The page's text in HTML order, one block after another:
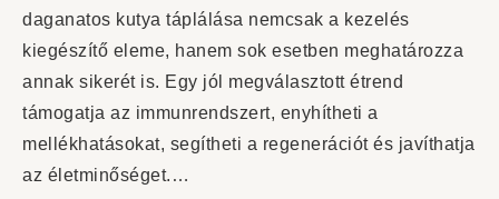
daganatos kutya táplálása nemcsak a kezelés
kiegészítő eleme, hanem sok esetben meghatározza
annak sikerét is. Egy jól megválasztott étrend
támogatja az immunrendszert, enyhítheti a
mellékhatásokat, segítheti a regenerációt és javíthatja
az életminőséget.…